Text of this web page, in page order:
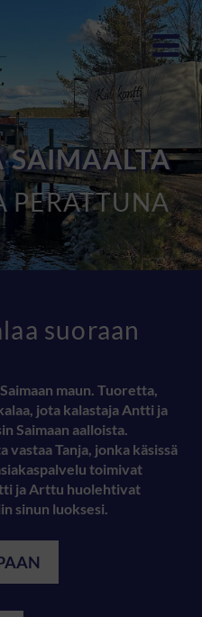
SAIMAALTA
PERATTUNA
suoraan
maun. Tuoretta,
jota kalastaja Antti ja
Saimaan aalloista.
vastaa Tanja, jonka käsissä
toimivat
ja Arttu huolehtivat
sinun luoksesi.